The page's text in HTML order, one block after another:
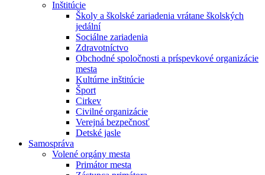
Inštitúcie
Školy a školské zariadenia vrátane školských
jedální
Sociálne zariadenia
Zdravotníctvo
Obchodné spoločnosti a príspevkové organizácie
mesta
Kultúrne inštitúcie
Šport
Cirkev
Civilné organizácie
Verejná bezpečnosť
Detské jasle
Samospráva
Volené orgány mesta
Primátor mesta